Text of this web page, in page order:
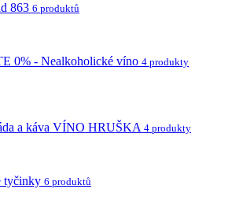
863 6 produktů
0% - Nealkoholické víno 4 produkty
a káva VÍNO HRUŠKA 4 produkty
tyčinky 6 produktů